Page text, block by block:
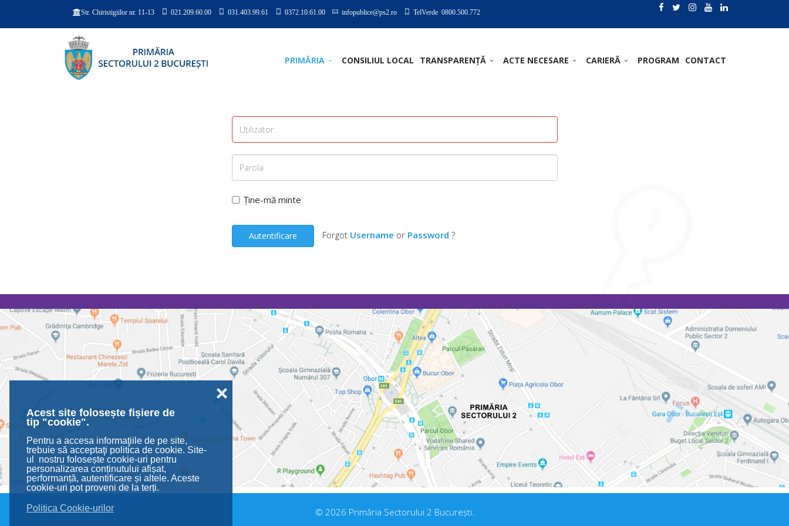
Acest site folosește fișiere de
tip "cookie".
Pentru a accesa informaţiile de pe site,
trebuie să acceptaţi politica de cookie. Site-
ul nostru folosește cookie-uri pentru
personalizarea conținutului afișat,
performanță, autentificare și altele. Aceste
cookie-uri pot proveni de la terți.
Politica Cookie-urilor
❌
Str. Chiristigiilor nr. 11-13 021.209.60.00 031.403.99.61 0372.10.61.00 infopublice@ps2.ro TelVerde 0800.500.772
PRIMĂRIA CONSILIUL LOCAL TRANSPARENȚĂ ACTE NECESARE CARIERĂ PROGRAM CONTACT
Ține-mă minte
Autentificare Forgot Username or Password ?
© 2026 Primăria Sectorului 2 București.